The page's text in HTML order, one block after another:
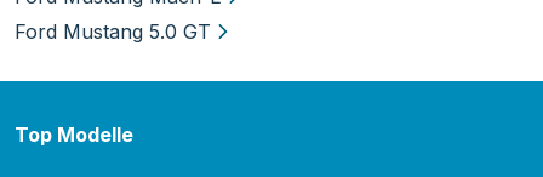
Ford Mustang 5.0 GT
Top Modelle